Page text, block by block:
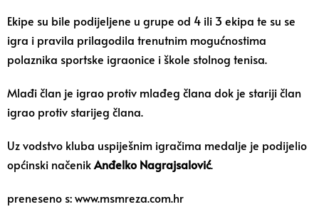
Ekipe su bile podijeljene u grupe od 4 ili 3 ekipa te su se
igra i pravila prilagodila trenutnim mogućnostima
polaznika sportske igraonice i škole stolnog tenisa.
Mlađi član je igrao protiv mlađeg člana dok je stariji član
igrao protiv starijeg člana.
Uz vodstvo kluba uspiješnim igračima medalje je podijelio
općinski načenikAnđelko Nagrajsalović.
preneseno s: www.msmreza.com.hr